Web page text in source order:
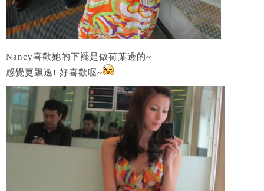
Nancy喜歡她的下襬是做荷葉邊的~
感覺更飄逸! 好喜歡喔~